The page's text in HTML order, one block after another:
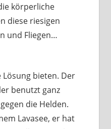
körperliche
diese riesigen
und Fliegen…
bieten. Der
benutzt ganz
die Helden.
Lavasee, er hat